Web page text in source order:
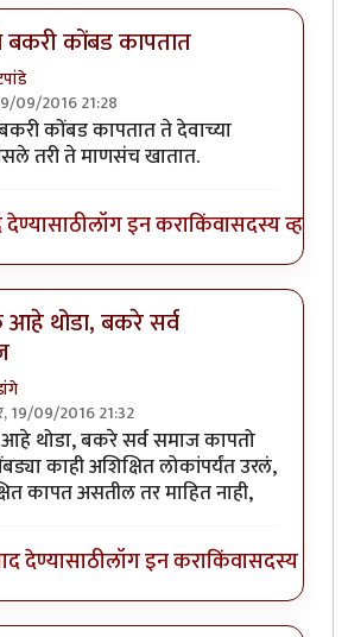
बकरी कोंबड कापतात
09/2016 21:28
toबकरीईदलाही खाण्यासाठीच मारतात
कोंबड कापतात ते देवाच्या
तरी ते माणसंच खातात.
देण्यासाठीलॉग इन कराकिंवासदस्य व्हा
थोडा, बकरे सर्व
19/09/2016 21:32
toजत्रे मधे बकरी कोंबड कापतात
थोडा, बकरे सर्व समाज कापतो
काही अशिक्षित लोकांपर्यंत उरलं,
कापत असतील तर माहित नाही,
देण्यासाठीलॉग इन कराकिंवासदस्य व्हा